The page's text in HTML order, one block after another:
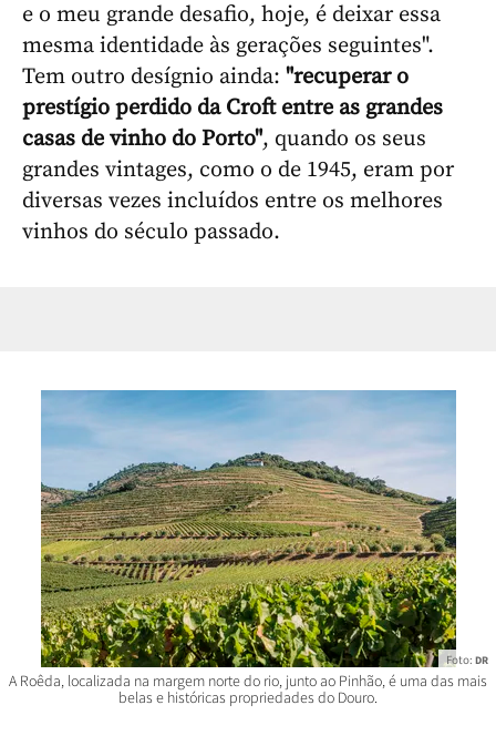
e o meu grande desafio, hoje, é deixar essa
mesma identidade às gerações seguintes".
Tem outro desígnio ainda: "recuperar o
prestígio perdido da Croft entre as grandes
casas de vinho do Porto", quando os seus
grandes vintages, como o de 1945, eram por
diversas vezes incluídos entre os melhores
vinhos do século passado.
A Roêda, localizada na margem norte do rio, junto ao Pinhão, é uma das mais
belas e históricas propriedades do Douro.
Foto: DR